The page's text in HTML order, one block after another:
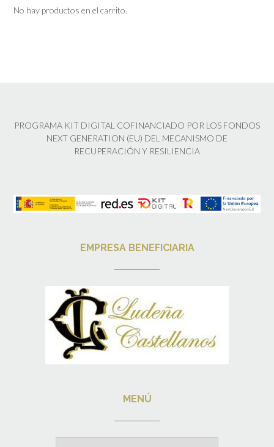
No hay productos en el carrito.
PROGRAMA KIT DIGITAL COFINANCIADO POR LOS FONDOS
NEXT GENERATION (EU) DEL MECANISMO DE
RECUPERACIÓN Y RESILIENCIA
EMPRESA BENEFICIARIA
MENÚ